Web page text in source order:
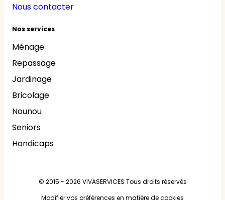
Nous contacter
Nos services
Ménage
Repassage
Jardinage
Bricolage
Nounou
Seniors
Handicaps
© 2015 - 2026 VIVASERVICES Tous droits réservés
Modifier vos préférences en matière de cookies